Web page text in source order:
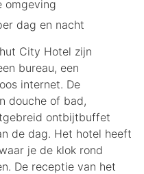
omgeving
dag en nacht
City Hotel zijn
bureau, een
internet. De
douche of bad,
ontbijtbuffet
de dag. Het hotel heeft
je de klok rond
De receptie van het